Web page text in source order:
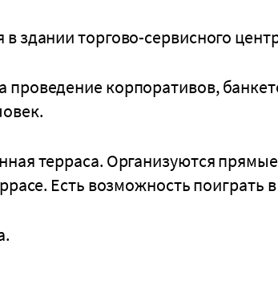
здании торгово-сервисного
проведение корпоративов,
терраса. Организуются
Есть возможность поиграть